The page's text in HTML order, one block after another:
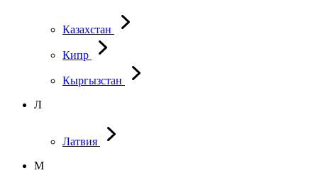
Казахстан
Кипр
Кыргызстан
Л
Латвия
М